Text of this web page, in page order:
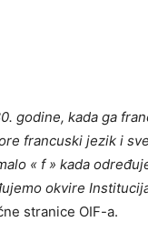
godine, kada ga
francuski jezik i
« f » kada
okvire
stranice OIF-a.